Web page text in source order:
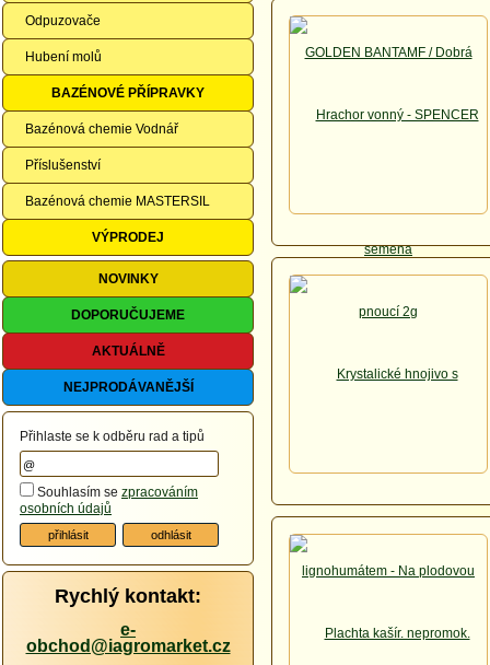
Odpuzovače
Hubení molů
BAZÉNOVÉ PŘÍPRAVKY
Bazénová chemie Vodnář
Příslušenství
Bazénová chemie MASTERSIL
VÝPRODEJ
NOVINKY
DOPORUČUJEME
AKTUÁLNĚ
NEJPRODÁVANĚJŠÍ
Přihlaste se k odběru rad a tipů
Souhlasím se zpracováním
osobních údajů
Rychlý kontakt:
e-
obchod@iagromarket.cz